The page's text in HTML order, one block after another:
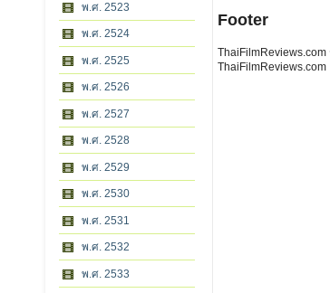
พ.ศ. 2523
พ.ศ. 2524
พ.ศ. 2525
พ.ศ. 2526
พ.ศ. 2527
พ.ศ. 2528
พ.ศ. 2529
พ.ศ. 2530
พ.ศ. 2531
พ.ศ. 2532
พ.ศ. 2533
Footer
ThaiFilmReviews.com